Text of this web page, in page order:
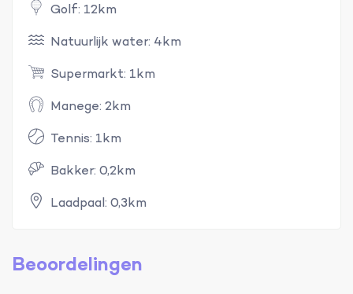
Golf: 12km
Natuurlijk water: 4km
Supermarkt: 1km
Manege: 2km
Tennis: 1km
Bakker: 0,2km
Laadpaal: 0,3km
Beoordelingen